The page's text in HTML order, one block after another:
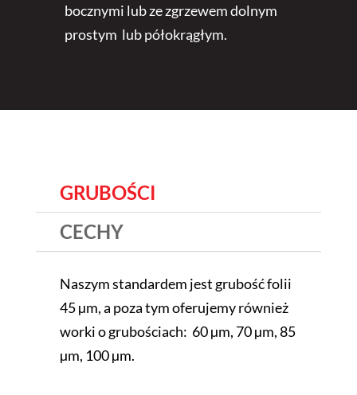
bocznymi lub ze zgrzewem dolnym
prostym lub półokrągłym.
GRUBOŚCI
CECHY
Naszym standardem jest grubość folii
45 µm, a poza tym oferujemy również
worki o grubościach: 60 µm, 70 µm, 85
µm, 100 µm.